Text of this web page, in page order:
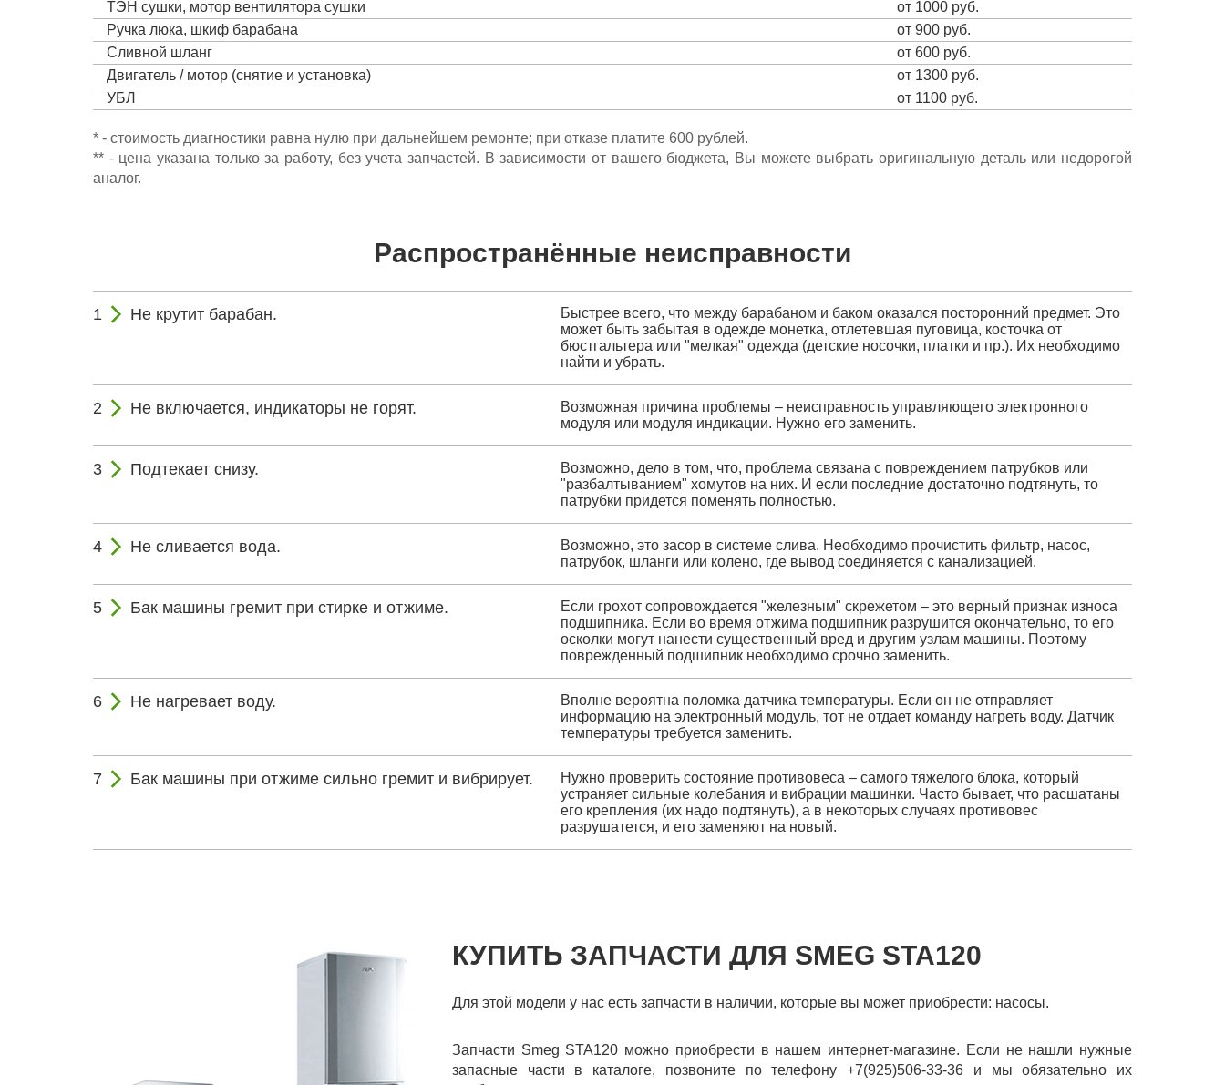
ТЭН сушки, мотор вентилятора сушки
от 1000 руб.
Ручка люка, шкиф барабана
от 900 руб.
Сливной шланг
от 600 руб.
Двигатель / мотор (снятие и установка)
от 1300 руб.
УБЛ
от 1100 руб.
* - стоимость диагностики равна нулю при дальнейшем ремонте; при отказе платите 600 рублей.
** - цена указана только за работу, без учета запчастей. В зависимости от вашего бюджета, Вы можете выбрать оригинальную деталь или недорогой
аналог.
Распространённые неисправности
Не крутит барабан.
Быстрее всего, что между барабаном и баком оказался посторонний предмет. Это
может быть забытая в одежде монетка, отлетевшая пуговица, косточка от
бюстгальтера или "мелкая" одежда (детские носочки, платки и пр.). Их необходимо
найти и убрать.
Не включается, индикаторы не горят.
Возможная причина проблемы – неисправность управляющего электронного
модуля или модуля индикации. Нужно его заменить.
Подтекает снизу.
Возможно, дело в том, что, проблема связана с повреждением патрубков или
"разбалтыванием" хомутов на них. И если последние достаточно подтянуть, то
патрубки придется поменять полностью.
Не сливается вода.
Возможно, это засор в системе слива. Необходимо прочистить фильтр, насос,
патрубок, шланги или колено, где вывод соединяется с канализацией.
Бак машины гремит при стирке и отжиме.
Если грохот сопровождается "железным" скрежетом – это верный признак износа
подшипника. Если во время отжима подшипник разрушится окончательно, то его
осколки могут нанести существенный вред и другим узлам машины. Поэтому
поврежденный подшипник необходимо срочно заменить.
Не нагревает воду.
Вполне вероятна поломка датчика температуры. Если он не отправляет
информацию на электронный модуль, тот не отдает команду нагреть воду. Датчик
температуры требуется заменить.
Бак машины при отжиме сильно гремит и вибрирует.
Нужно проверить состояние противовеса – самого тяжелого блока, который
устраняет сильные колебания и вибрации машинки. Часто бывает, что расшатаны
его крепления (их надо подтянуть), а в некоторых случаях противовес
разрушатется, и его заменяют на новый.
КУПИТЬ ЗАПЧАСТИ ДЛЯ SMEG STA120
Для этой модели у нас есть запчасти в наличии, которые вы может приобрести: насосы.
Запчасти Smeg STA120 можно приобрести в нашем интернет-магазине. Если не нашли нужные
запасные части в каталоге, позвоните по телефону +7(925)506-33-36 и мы обязательно их